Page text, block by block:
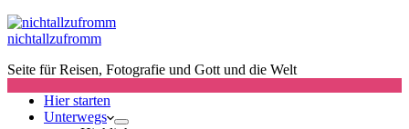
nichtallzufromm
Seite für Reisen, Fotografie und Gott und die Welt
Hier starten
Unterwegs